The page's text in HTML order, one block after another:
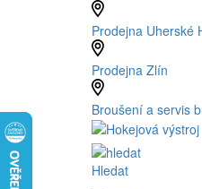
Prodejna Uherské
Prodejna Zlín
Broušení a servis
Hledat